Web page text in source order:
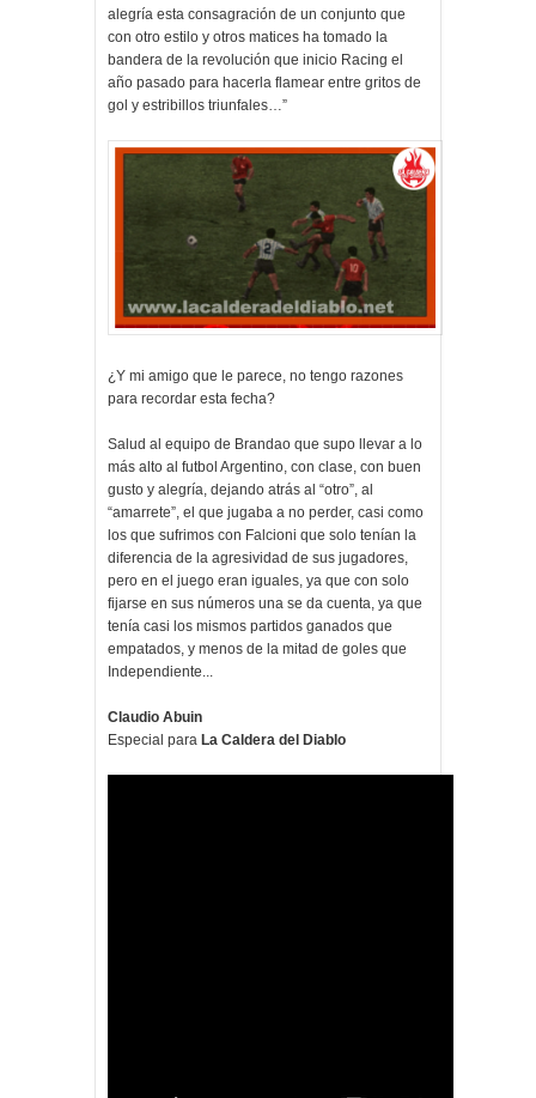
alegría esta consagración de un conjunto que
con otro estilo y otros matices ha tomado la
bandera de la revolución que inicio Racing el
año pasado para hacerla flamear entre gritos de
gol y estribillos triunfales…”
¿Y mi amigo que le parece, no tengo razones
para recordar esta fecha?
Salud al equipo de Brandao que supo llevar a lo
más alto al futbol Argentino, con clase, con buen
gusto y alegría, dejando atrás al “otro”, al
“amarrete”, el que jugaba a no perder, casi como
los que sufrimos con Falcioni que solo tenían la
diferencia de la agresividad de sus jugadores,
pero en el juego eran iguales, ya que con solo
fijarse en sus números una se da cuenta, ya que
tenía casi los mismos partidos ganados que
empatados, y menos de la mitad de goles que
Independiente...
Claudio Abuin
Especial para La Caldera del Diablo